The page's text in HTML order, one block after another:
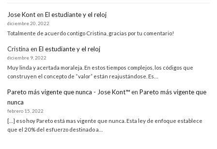
Jose Konten El estudiante y el reloj
diciembre 20, 2022
Totalmente de acuerdo contigo Cristina, gracias por tu comentario!
Cristina en El estudiante y el reloj
diciembre 9, 2022
Muy linda y acertada moraleja. En estos tiempos complejos, los códigos que
construyen el concepto de “valor” están reajustándose. Es…
Pareto más vigente que nunca - Jose Kont™en Pareto más vigente que
nunca
febrero 15, 2022
[…] eso hoy Pareto está mas vigente que nunca. Esta ley de enfoque establece
que el 20% del esfuerzo destinado a…